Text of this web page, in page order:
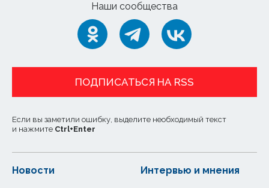
Наши сообщества
ПОДПИСАТЬСЯ НА RSS
Если вы заметили ошибку, выделите необходимый текст
и нажмите Ctrl+Enter
Новости Интервью и мнения